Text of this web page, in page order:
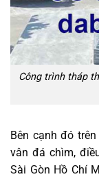
Công trình tháp
Bên cạnh đó
vân đá chìm,
Sài Gòn Hồ Chí